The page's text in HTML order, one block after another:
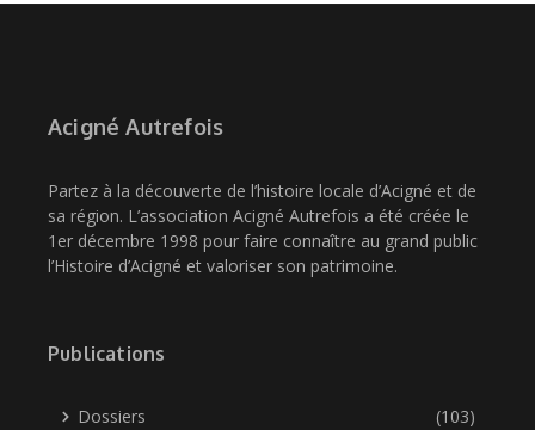
Acigné Autrefois
Partez à la découverte de l’histoire locale d’Acigné et de
sa région. L’association Acigné Autrefois a été créée le
1er décembre 1998 pour faire connaître au grand public
l’Histoire d’Acigné et valoriser son patrimoine.
Publications
Dossiers (103)